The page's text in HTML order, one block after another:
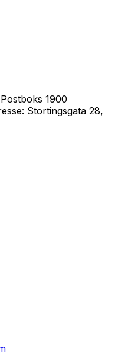
Postboks 1900
Stortingsgata 28,